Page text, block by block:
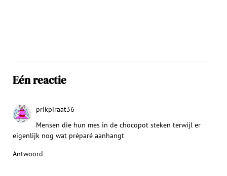
Eén reactie
prikpiraat36
Mensen die hun mes in de chocopot steken terwijl er
eigenlijk nog wat préparé aanhangt
Antwoord